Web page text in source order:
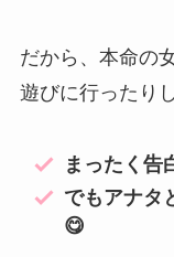
だから、本命の
遊びに行ったり
まったく告
でもアナタ
😋